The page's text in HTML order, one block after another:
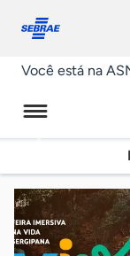
conosco
Você está na